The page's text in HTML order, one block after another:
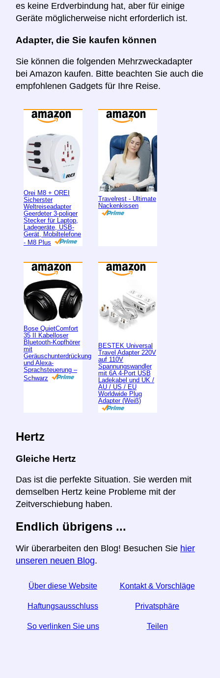
es keine Erdverbindung hat, aber für einige
Geräte möglicherweise nicht erforderlich ist.
Adapter, die Sie kaufen können
Sie können die folgenden Mehrzweckadapter
bei Amazon kaufen. Bitte beachten Sie auch die
empfohlenen Gadgets für Ihre Reise.
Orei M8 + OREI
Sicherster
Weltreiseadapter
Geerdeter 3-poliger
Stecker für Laptop,
Ladegeräte, USB-
Gerät, Mobiltelefone
- M8 Plus
Travelrest - Ultimate
Nackenkissen
Bose QuietComfort
35 II Kabelloser
Bluetooth-Kopfhörer
mit
Geräuschunterdrückung
und Alexa-
Sprachsteuerung –
Schwarz
BESTEK Universal
Travel Adapter 220V
auf 110V
Spannungswandler
mit 6A 4-Port USB
Ladekabel und UK /
AU / US / EU
Worldwide Plug
Adapter (Weiß)
Hertz
Gleiche Hertz
Das ist die perfekte Situation. Sie werden mit
demselben Hertz keine Probleme mit der
Zeitverschiebung haben.
Endlich übrigens ...
Wir überarbeiten den Blog! Besuchen Sie hier
unseren neuen Blog.
Über diese Website Kontakt & Vorschläge
Haftungsausschluss Privatsphäre
So verlinken Sie uns Teilen